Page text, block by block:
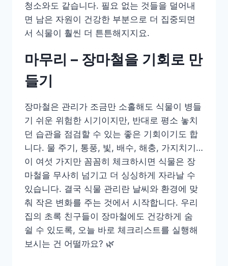
청소와도 같습니다. 필요 없는 것들을 덜어내
면 남은 자원이 건강한 부분으로 더 집중되면
서 식물이 훨씬 더 튼튼해지지요.
마무리 – 장마철을 기회로 만
들기
장마철은 관리가 조금만 소홀해도 식물이 병들
기 쉬운 위험한 시기이지만, 반대로 평소 놓치
던 습관을 점검할 수 있는 좋은 기회이기도 합
니다. 물 주기, 통풍, 빛, 배수, 해충, 가지치기…
이 여섯 가지만 꼼꼼히 체크하시면 식물은 장
마철을 무사히 넘기고 더 싱싱하게 자라날 수
있습니다. 결국 식물 관리란 날씨와 환경에 맞
춰 작은 변화를 주는 것에서 시작합니다. 우리
집의 초록 친구들이 장마철에도 건강하게 숨
쉴 수 있도록, 오늘 바로 체크리스트를 실행해
보시는 건 어떨까요? 🌿